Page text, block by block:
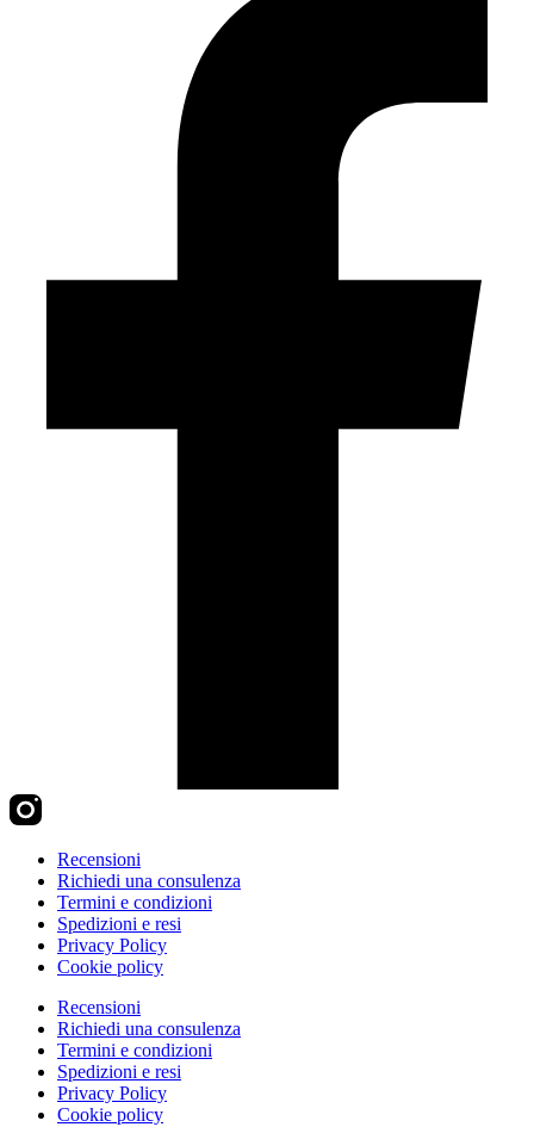
Recensioni
Richiedi una consulenza
Termini e condizioni
Spedizioni e resi
Privacy Policy
Cookie policy
Recensioni
Richiedi una consulenza
Termini e condizioni
Spedizioni e resi
Privacy Policy
Cookie policy